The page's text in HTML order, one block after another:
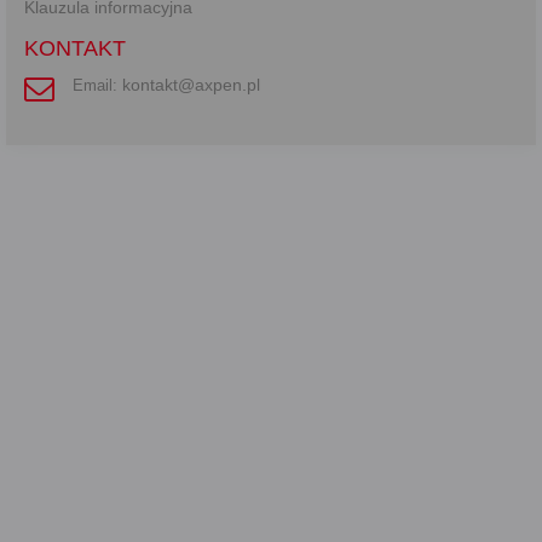
Klauzula informacyjna
KONTAKT
Email: kontakt@axpen.pl